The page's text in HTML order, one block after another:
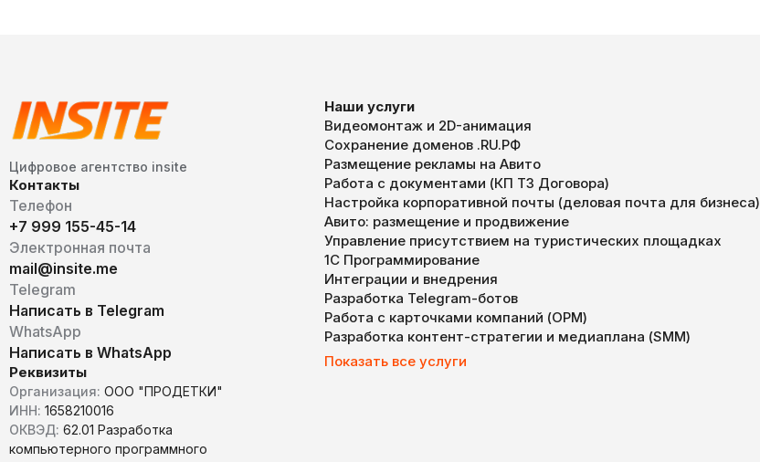
Цифровое агентство insite
Контакты
Телефон
+7 999 155-45-14
Электронная почта
mail@insite.me
Telegram
Написать в Telegram
WhatsApp
Написать в WhatsApp
Реквизиты
Организация: ООО "ПРОДЕТКИ"
ИНН: 1658210016
ОКВЭД: 62.01 Разработка
компьютерного программного
Наши услуги
Видеомонтаж и 2D-анимация
Сохранение доменов .RU.РФ
Размещение рекламы на Авито
Работа с документами (КП ТЗ Договора)
Настройка корпоративной почты (деловая почта для бизнеса)
Авито: размещение и продвижение
Управление присутствием на туристических площадках
1С Программирование
Интеграции и внедрения
Разработка Telegram-ботов
Работа с карточками компаний (ОРМ)
Разработка контент-стратегии и медиаплана (SMM)
Показать все услуги